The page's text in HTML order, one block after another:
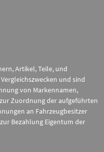
Artikel, Teile, und
und sind
von Markennamen,
Zuordnung der aufgeführten
an Fahrzeugbesitzer
Bezahlung Eigentum der